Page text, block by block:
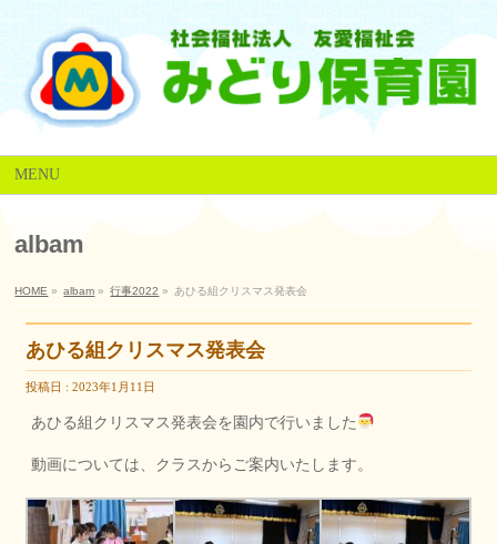
MENU
albam
HOME » albam » 行事2022 » あひる組クリスマス発表会
あひる組クリスマス発表会
投稿日 : 2023年1月11日
あひる組クリスマス発表会を園内で行いました
動画については、クラスからご案内いたします。